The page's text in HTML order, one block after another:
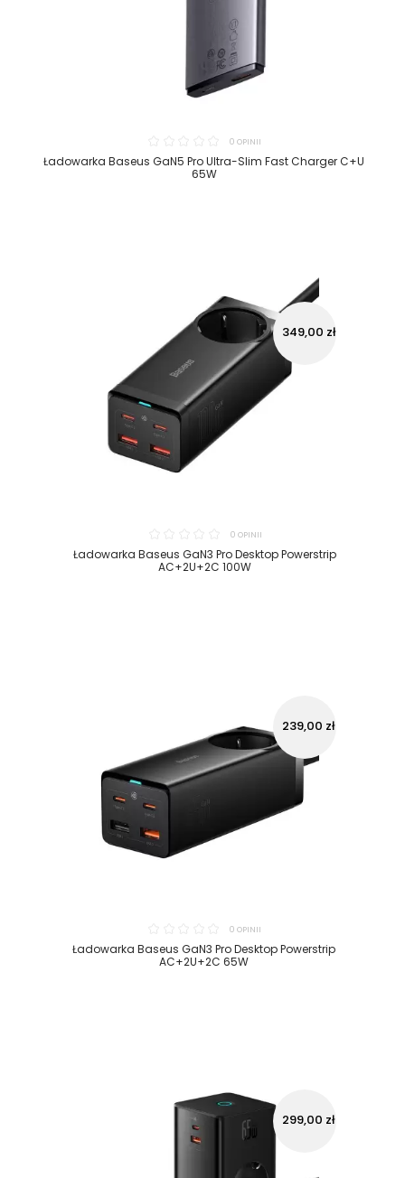
0 OPINII
Ładowarka Baseus GaN5 Pro Ultra-Slim Fast Charger C+U
65W
0 OPINII
Ładowarka Baseus GaN3 Pro Desktop Powerstrip
AC+2U+2C 100W
349,00 zł
0 OPINII
Ładowarka Baseus GaN3 Pro Desktop Powerstrip
AC+2U+2C 65W
239,00 zł
299,00 zł